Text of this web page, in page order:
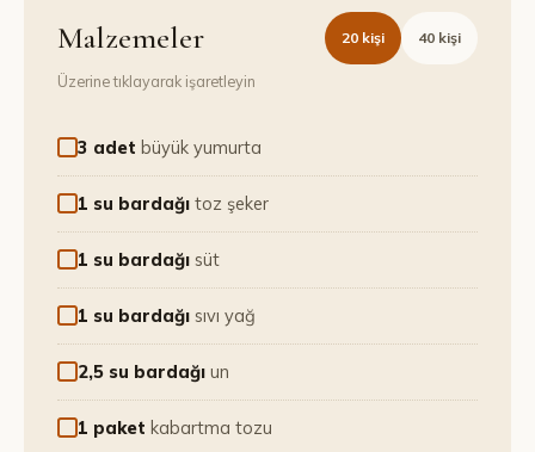
Malzemeler 20 kişi 40 kişi
Üzerine tıklayarak işaretleyin
3 adet büyük yumurta
1 su bardağı toz şeker
1 su bardağı süt
1 su bardağı sıvı yağ
2,5 su bardağı un
1 paket kabartma tozu